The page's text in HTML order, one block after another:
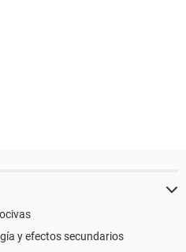
y efectos secundarios